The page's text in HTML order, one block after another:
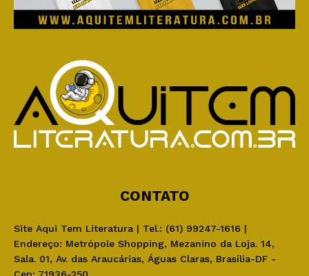
CONTATO
Site Aqui Tem Literatura | Tel.: (61) 99247-1616 |
Endereço: Metrópole Shopping, Mezanino da Loja. 14,
Sala. 01, Av. das Araucárias, Águas Claras, Brasília-DF -
Cep: 71936-250